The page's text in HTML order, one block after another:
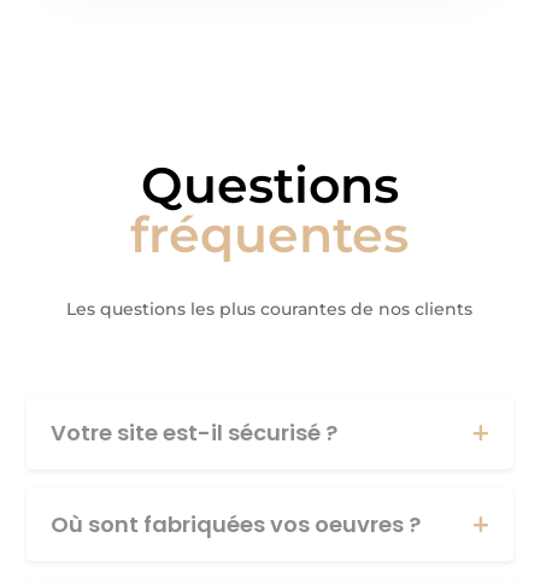
Questions
fréquentes
Les questions les plus courantes de nos clients
Votre site est-il sécurisé ?
Où sont fabriquées vos oeuvres ?